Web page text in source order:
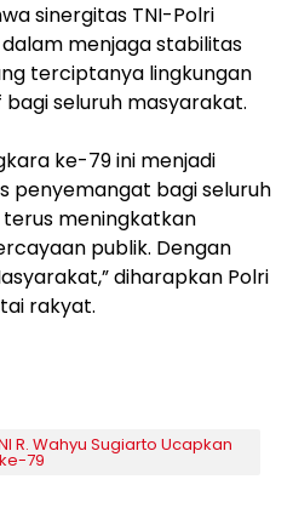
sinergitas TNI-Polri
menjaga stabilitas
terciptanya lingkungan
seluruh masyarakat.
ke-79 ini menjadi
penyemangat bagi seluruh
meningkatkan
publik. Dengan
diharapkan Polri
rakyat.
R. Wahyu Sugiarto Ucapkan
79